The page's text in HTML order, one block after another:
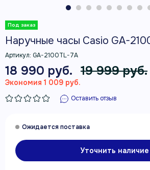
Наручные часы Casio GA-
Артикул: GA-2100TL-7A
18 990 руб. 19 999 руб.
Экономия 1 009 руб.
Оставить отзыв
Уточнить наличие